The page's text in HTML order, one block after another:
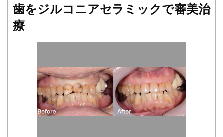
り、骨の成熟がある程度進んでいたためインプラント治療を行
いました。１０代など、まだ骨が完成していない場合はインプ
ラントの治療が難しいため、他の治療方法で様子を見る必要性
やすいのが特徴です。 みらい歯科では、様々な症例にご対応で
きるよう、患者様に治療の選択肢をご提示しております。 イン
プラントの治療が多数歯に渡る場合は噛み合わせや、歯周病の
有無など留意する点が多くあります。定期検診でインプラント
歯をジルコニアセラミックで審美治
療